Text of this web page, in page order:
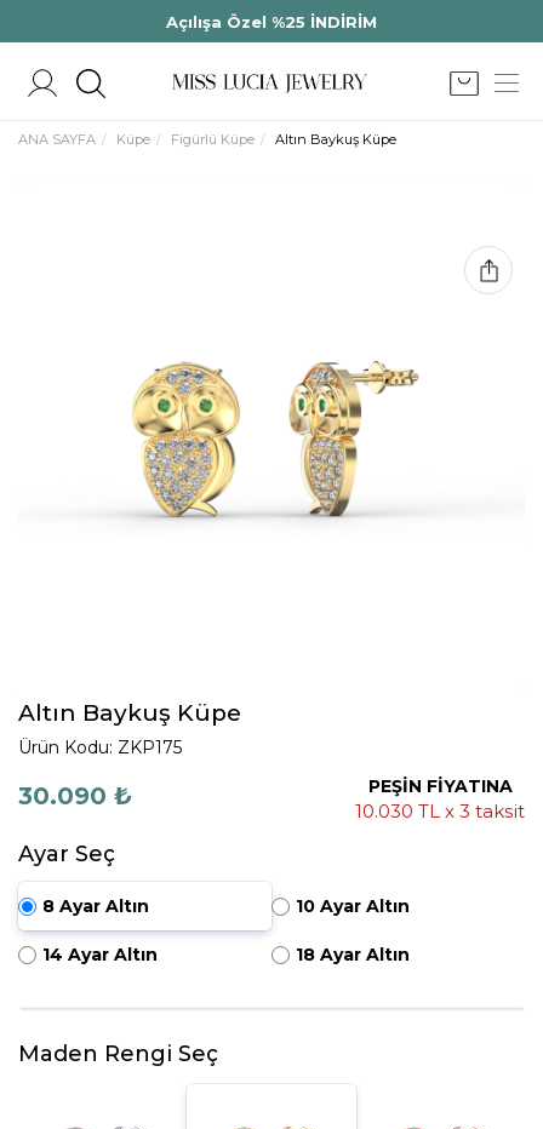
Açılışa Özel %25 İNDİRİM
ANA SAYFA Küpe Figürlü Küpe Altın Baykuş Küpe
Altın Baykuş Küpe
Ürün Kodu: ZKP175
30.090 ₺ PEŞİN FİYATINA
10.030 TL x 3 taksit
Ayar Seç
8 Ayar Altın 10 Ayar Altın
14 Ayar Altın 18 Ayar Altın
Maden Rengi Seç